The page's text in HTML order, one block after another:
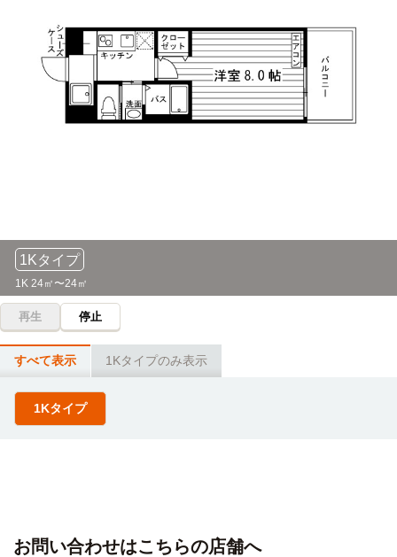
「砂田橋」駅→（地下鉄名城線10分）→「名古屋大学」駅
南山大学(大学院) 電車
11分
「砂田橋」駅➔（地下鉄名城線11分）➔「八事日赤」駅
「砂田橋」駅→（地下鉄名城線12分）→「名城公園」駅
名古屋大学(鶴舞キャンパス)
央本線5分）➔「鶴舞」駅
中京大学(名古屋キャンパス)
1Kタイプ
1K 24㎡〜24㎡
再生 停止
すべて表示 1Kタイプのみ表示
1Kタイプ
お問い合わせはこちらの店舗へ